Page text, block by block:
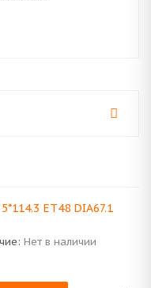
ET48 DIA67.1
Нет в наличии